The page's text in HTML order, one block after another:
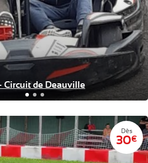
Circuit de Deauville
Dès
30€